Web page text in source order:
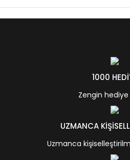
1000
Zengin
UZMANCA
Uzmanca